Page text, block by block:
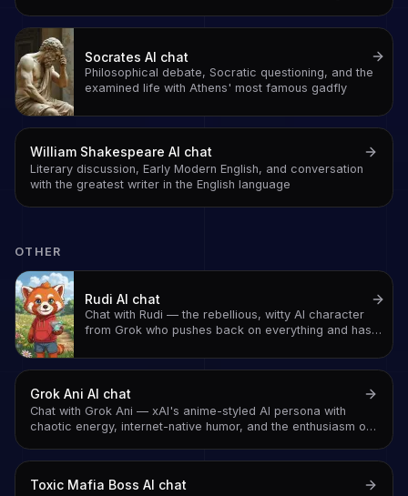
Socrates AI chat
Philosophical debate, Socratic questioning, and the
examined life with Athens' most famous gadfly
William Shakespeare AI chat
Literary discussion, Early Modern English, and conversation
with the greatest writer in the English language
OTHER
Rudi AI chat
Chat with Rudi — the rebellious, witty AI character
from Grok who pushes back on everything and has
Grok Ani AI chat
Chat with Grok Ani — xAI's anime-styled AI persona with
chaotic energy, internet-native humor, and the enthusiasm of
Toxic Mafia Boss AI chat